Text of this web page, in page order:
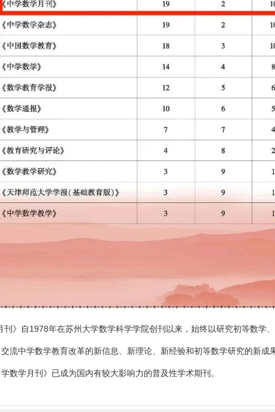
刊》 自1978年在苏州大学数学科学学院创刊以来，始终以研究初等数学
流中学数学教育改革的新信息、新理论、新经验和初等数学研究的新成
数学月刊》已成为国内有较大影响力的普及性学术期刊。